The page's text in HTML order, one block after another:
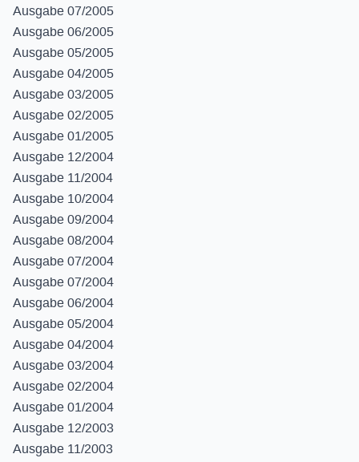
Ausgabe 07/2005
Ausgabe 06/2005
Ausgabe 05/2005
Ausgabe 04/2005
Ausgabe 03/2005
Ausgabe 02/2005
Ausgabe 01/2005
Ausgabe 12/2004
Ausgabe 11/2004
Ausgabe 10/2004
Ausgabe 09/2004
Ausgabe 08/2004
Ausgabe 07/2004
Ausgabe 07/2004
Ausgabe 06/2004
Ausgabe 05/2004
Ausgabe 04/2004
Ausgabe 03/2004
Ausgabe 02/2004
Ausgabe 01/2004
Ausgabe 12/2003
Ausgabe 11/2003